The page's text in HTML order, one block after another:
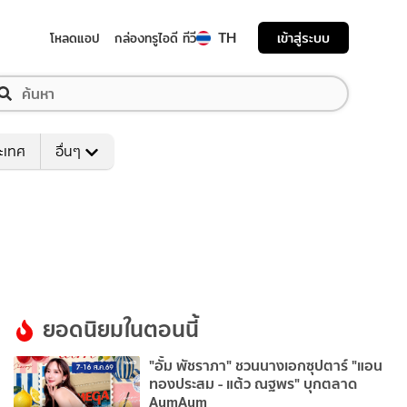
โหลดแอป กล่องทรูไอดี ทีวี TH เข้าสู่ระบบ
ทศ อื่นๆ
ยอดนิยมในตอนนี้
"อั้ม พัชราภา" ชวนนางเอกซุปตาร์ "แอน
ทองประสม - แต้ว ณฐพร" บุกตลาด
AumAum